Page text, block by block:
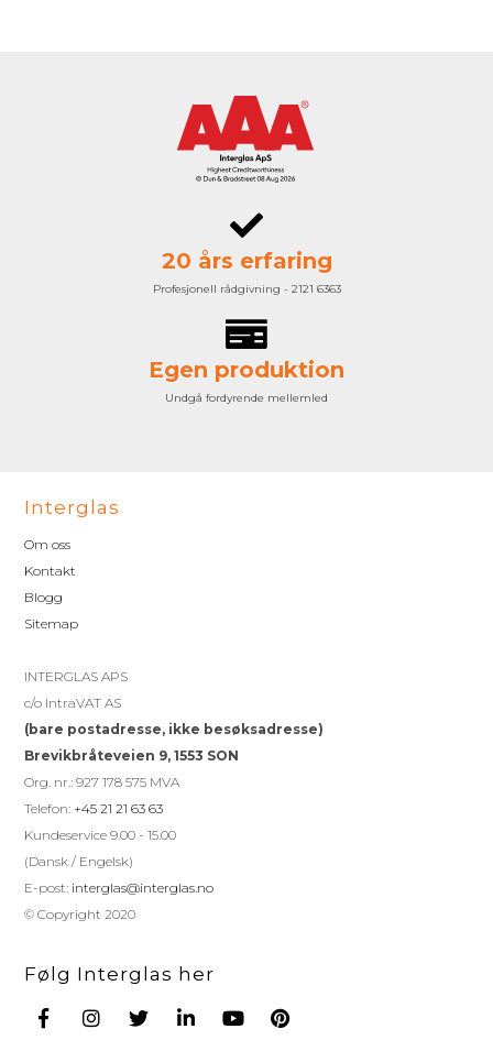
20 års erfaring
Profesjonell rådgivning - 2121 6363
Egen produktion
Undgå fordyrende mellemled
Interglas
Om oss
Kontakt
Blogg
Sitemap
INTERGLAS APS
c/o IntraVAT AS
(bare postadresse, ikke besøksadresse)
Brevikbråteveien 9, 1553 SON
Org. nr.: 927 178 575 MVA
Telefon: +45 21 21 63 63
Kundeservice 9.00 - 15.00
(Dansk / Engelsk)
E-post: interglas@interglas.no
© Copyright 2020
Følg Interglas her